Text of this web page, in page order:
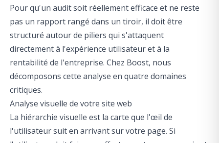
Pour qu'un audit soit réellement efficace et ne reste
pas un rapport rangé dans un tiroir, il doit être
structuré autour de piliers qui s'attaquent
directement à l'expérience utilisateur et à la
rentabilité de l'entreprise. Chez Boost, nous
décomposons cette analyse en quatre domaines
critiques.
Analyse visuelle de votre site web
La hiérarchie visuelle est la carte que l'œil de
l'utilisateur suit en arrivant sur votre page. Si